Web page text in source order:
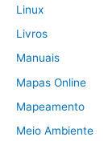
Linux
Livros
Manuais
Mapas Online
Mapeamento
Meio Ambiente